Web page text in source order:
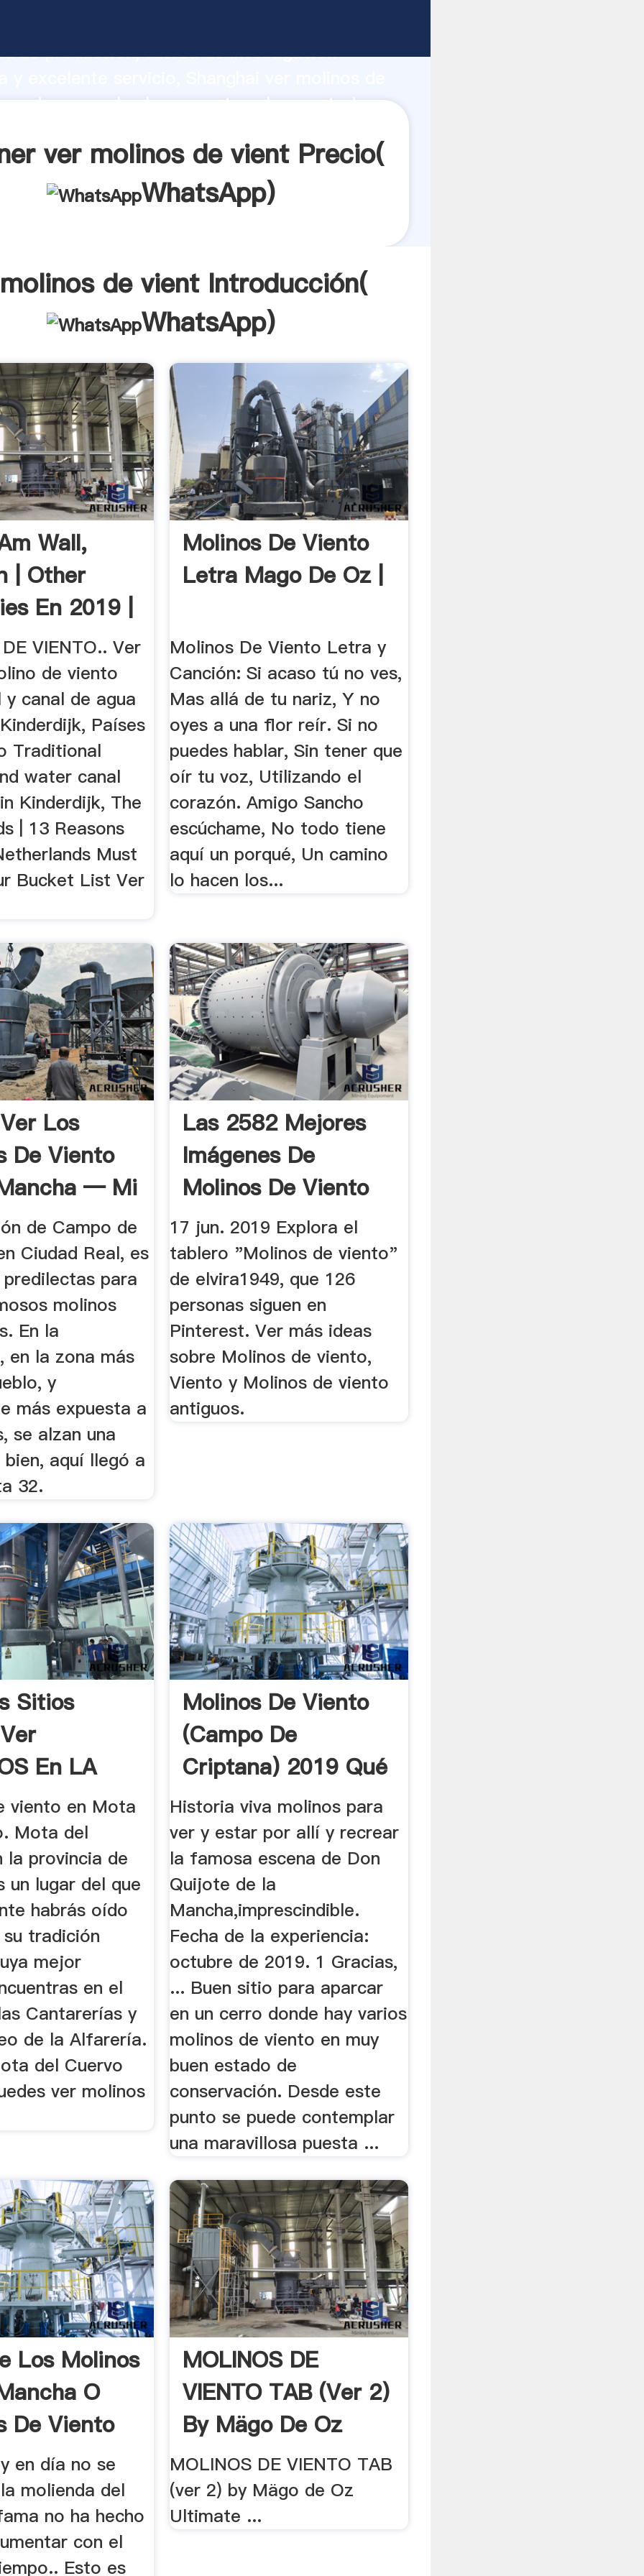
de producción, fuerza de investigación
crea el valor y aporta valores a todos
ver molinos de vient Precio(
WhatsApp)
de vient Introducción(
WhatsApp)
Wall,
| Other
En 2019 |
... VIENTO.. Ver
de viento
canal de agua
Países
Traditional
water canal
Kinderdijk, The
| 13 Reasons
Must
Bucket List Ver
Molinos De Viento
Letra Mago De Oz |
Molinos De Viento Letra y
Canción: Si acaso tú no ves,
Mas allá de tu nariz, Y no
oyes a una flor reír. Si no
puedes hablar, Sin tener que
oír tu voz, Utilizando el
corazón. Amigo Sancho
escúchame, No todo tiene
aquí un porqué, Un camino
lo hacen los...
Los
De Viento
— Mi
de Campo de
Ciudad Real, es
para
molinos
En la
en la zona más
y
más expuesta a
se alzan una
bien, aquí llegó a
32.
Las 2582 Mejores
Imágenes De
Molinos De Viento
En 2019 ...
17 jun. 2019 Explora el
tablero "Molinos de viento"
de elvira1949, que 126
personas siguen en
Pinterest. Ver más ideas
sobre Molinos de viento,
Viento y Molinos de viento
antiguos.
Sitios
En LA
| Guías
viento en Mota
Mota del
la provincia de
un lugar del que
habrás oído
tradición
mejor
en el
Cantarerías y
de la Alfarería.
del Cuervo
ver molinos
Molinos De Viento
(Campo De
Criptana) 2019 Qué
Saber ...
Historia viva molinos para
ver y estar por allí y recrear
la famosa escena de Don
Quijote de la
Mancha,imprescindible.
Fecha de la experiencia:
octubre de 2019. 1 Gracias,
... Buen sitio para aparcar
en un cerro donde hay varios
molinos de viento en muy
buen estado de
conservación. Desde este
punto se puede contemplar
una maravillosa puesta ...
Los Molinos
O
De Viento
en día no se
molienda del
no ha hecho
con el
Esto es
MOLINOS DE
VIENTO TAB (ver 2)
By Mägo De Oz
Ultimate ...
MOLINOS DE VIENTO TAB
(ver 2) by Mägo de Oz
Ultimate ...